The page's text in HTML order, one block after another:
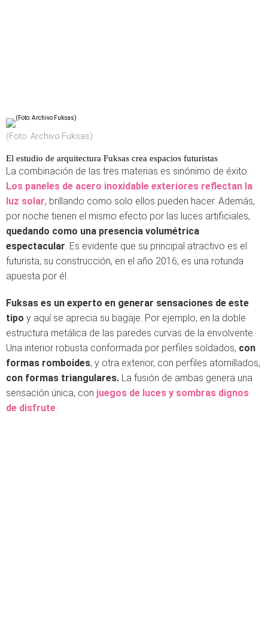
(Foto: Archivo Fuksas)
El estudio de arquitectura Fuksas crea espacios futuristas
La combinación de las tres materias es sinónimo de éxito.
Los paneles de acero inoxidable exteriores reflectan la
luz solar, brillando como solo ellos pueden hacer. Además,
por noche tienen el mismo efecto por las luces artificiales,
quedando como una presencia volumétrica
espectacular. Es evidente que su principal atractivo es el
futurista, su construcción, en el año 2016, es una rotunda
apuesta por él.
Fuksas es un experto en generar sensaciones de este
tipo y aquí se aprecia su bagaje. Por ejemplo, en la doble
estructura metálica de las paredes curvas de la envolvente.
Una interior robusta conformada por perfiles soldados, con
formas romboides, y otra exterior, con perfiles atornillados,
con formas triangulares. La fusión de ambas genera una
sensación única, con juegos de luces y sombras dignos
de disfrute.